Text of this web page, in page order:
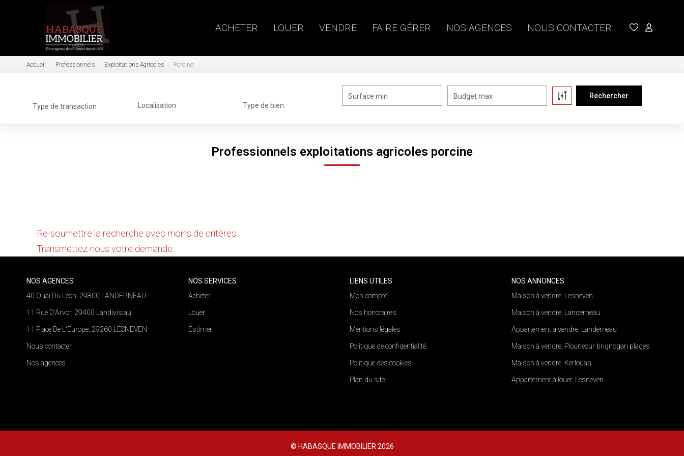
ACHETER LOUER VENDRE FAIRE GÉRER NOS AGENCES NOUS CONTACTER
Accueil Professionnels Exploitations Agricoles Porcine
Type de transaction Localisation Type de bien
Surface min Budget max
Professionnels exploitations agricoles porcine
Re-soumettre la recherche avec moins de critères.
Transmettez-nous votre demande
NOS AGENCES
40 Quai Du Léon, 29800 LANDERNEAU
11 Rue D'Arvor, 29400 Landivisiau
11 Place De L'Europe, 29260 LESNEVEN
Nous contacter
Nos agences
NOS SERVICES
Acheter
Louer
Estimer
LIENS UTILES
Mon compte
Nos honoraires
Mentions légales
Politique de confidentialité
Politique des cookies
Plan du site
NOS ANNONCES
Maison à vendre, Lesneven
Maison à vendre, Landerneau
Appartement à vendre, Landerneau
Maison à vendre, Plouneour brignogan plages
Maison à vendre, Kerlouan
Appartement à louer, Lesneven
© HABASQUE IMMOBILIER 2026